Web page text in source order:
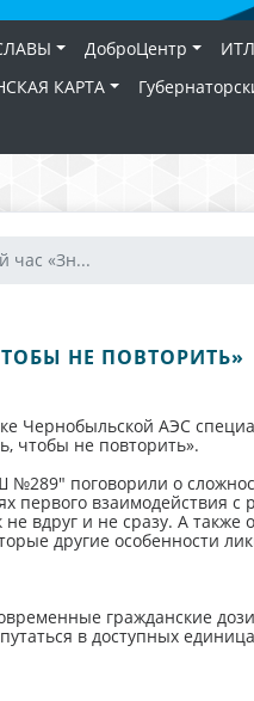
ДоброЦентр
КАРТА
час «Зн...
НЕ ПОВТОРИТЬ»
Чернобыльской АЭС
чтобы не повторить».
поговорили о
первого взаимодействия
вдруг и не сразу. А
другие особенности
гражданские
в доступных